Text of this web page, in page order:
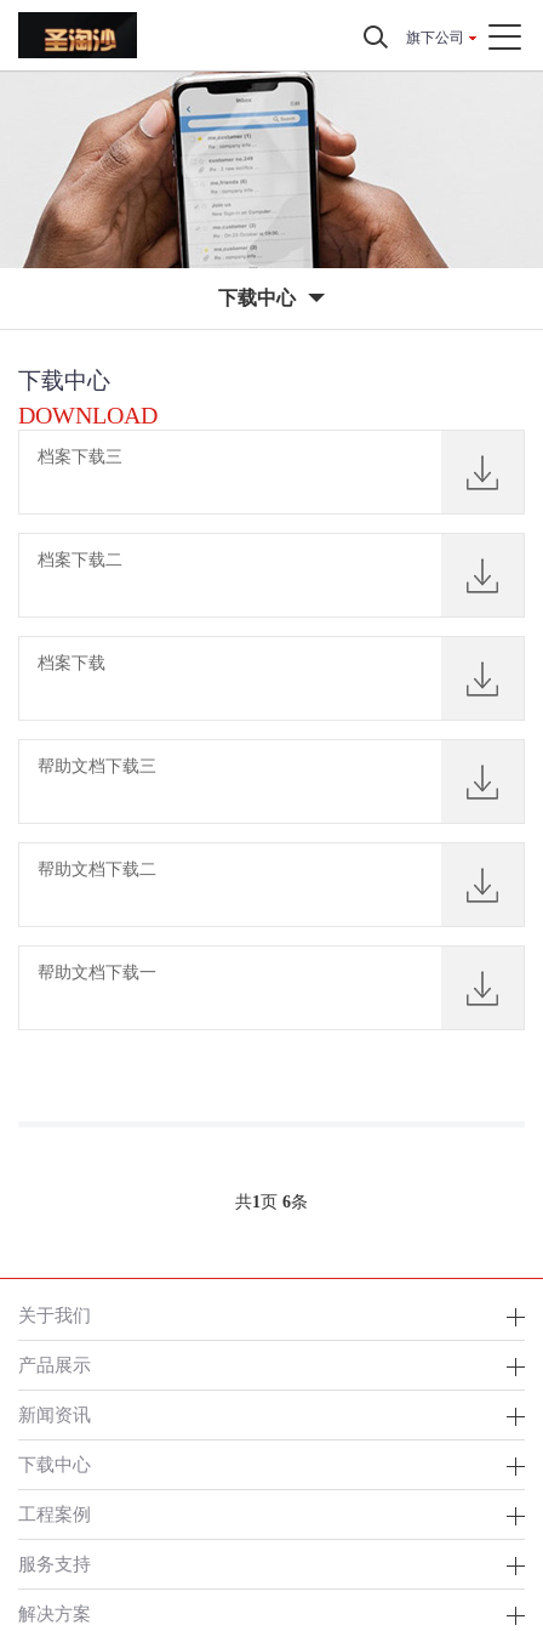
旗下公司
下载中心
下载中心
DOWNLOAD
档案下载三
档案下载二
档案下载
帮助文档下载三
帮助文档下载二
帮助文档下载一
共1页 6条
关于我们
产品展示
新闻资讯
下载中心
工程案例
服务支持
解决方案